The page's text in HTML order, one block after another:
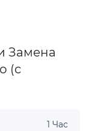
Замена
(с
1 Час